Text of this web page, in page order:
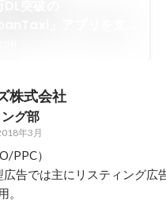
株式会社
グ部
年3月
PPC）
では主にリスティング広
。